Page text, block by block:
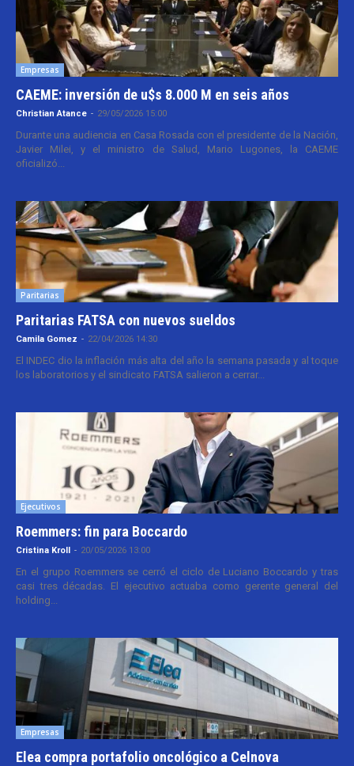
Empresas
CAEME: inversión de u$s 8.000 M en seis años
Christian Atance - 29/05/2026 15:00
Durante una audiencia en Casa Rosada con el presidente de la Nación,
Javier Milei, y el ministro de Salud, Mario Lugones, la CAEME
oficializó...
Paritarias
Paritarias FATSA con nuevos sueldos
Camila Gomez - 22/04/2026 14:30
El INDEC dio la inflación más alta del año la semana pasada y al toque
los laboratorios y el sindicato FATSA salieron a cerrar...
Ejecutivos
Roemmers: fin para Boccardo
Cristina Kroll - 20/05/2026 13:00
En el grupo Roemmers se cerró el ciclo de Luciano Boccardo y tras
casi tres décadas. El ejecutivo actuaba como gerente general del
holding...
Empresas
Elea compra portafolio oncológico a Celnova